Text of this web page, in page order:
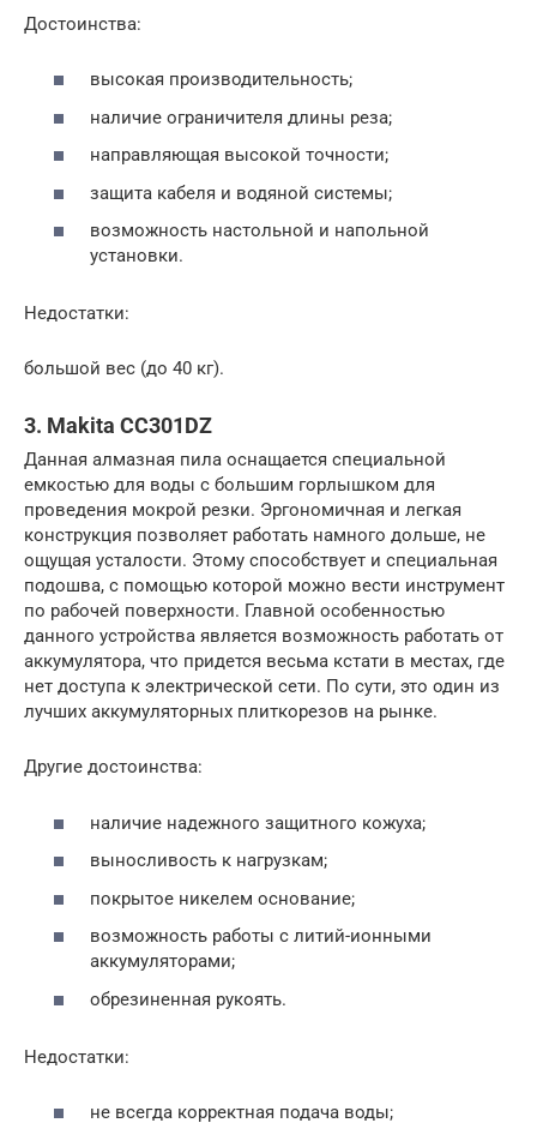
Достоинства:
высокая производительность;
наличие ограничителя длины реза;
направляющая высокой точности;
защита кабеля и водяной системы;
возможность настольной и напольной
установки.
Недостатки:
большой вес (до 40 кг).
3. Makita CC301DZ
Данная алмазная пила оснащается специальной
емкостью для воды с большим горлышком для
проведения мокрой резки. Эргономичная и легкая
конструкция позволяет работать намного дольше, не
ощущая усталости. Этому способствует и специальная
подошва, с помощью которой можно вести инструмент
по рабочей поверхности. Главной особенностью
данного устройства является возможность работать от
аккумулятора, что придется весьма кстати в местах, где
нет доступа к электрической сети. По сути, это один из
лучших аккумуляторных плиткорезов на рынке.
Другие достоинства:
наличие надежного защитного кожуха;
выносливость к нагрузкам;
покрытое никелем основание;
возможность работы с литий-ионными
аккумуляторами;
обрезиненная рукоять.
Недостатки:
не всегда корректная подача воды;